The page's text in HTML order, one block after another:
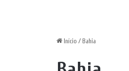
Início / Bahia